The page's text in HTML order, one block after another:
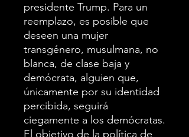
presidente Trump. Para un
reemplazo, es posible que
deseen una mujer
transgénero, musulmana, no
blanca, de clase baja y
demócrata, alguien que,
únicamente por su identidad
percibida, seguirá
ciegamente a los demócratas.
El objetivo de la política de